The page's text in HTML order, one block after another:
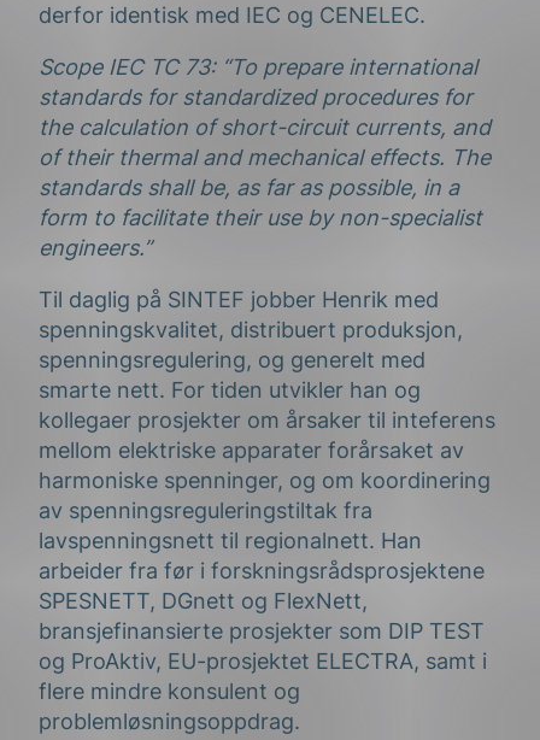
derfor identisk med IEC og CENELEC.
Scope IEC TC 73: “To prepare international
standards for standardized procedures for
the calculation of short-circuit currents, and
of their thermal and mechanical effects. The
standards shall be, as far as possible, in a
form to facilitate their use by non-specialist
engineers.”
Til daglig på SINTEF jobber Henrik med
spenningskvalitet, distribuert produksjon,
spenningsregulering, og generelt med
smarte nett. For tiden utvikler han og
kollegaer prosjekter om årsaker til inteferens
mellom elektriske apparater forårsaket av
harmoniske spenninger, og om koordinering
av spenningsreguleringstiltak fra
lavspenningsnett til regionalnett. Han
arbeider fra før i forskningsrådsprosjektene
SPESNETT, DGnett og FlexNett,
bransjefinansierte prosjekter som DIP TEST
og ProAktiv, EU-prosjektet ELECTRA, samt i
flere mindre konsulent og
problemløsningsoppdrag.